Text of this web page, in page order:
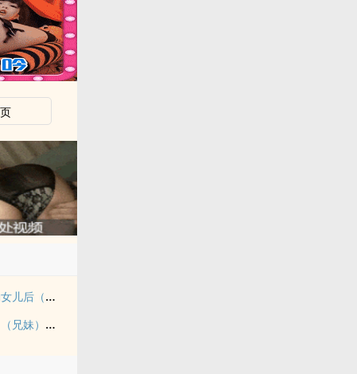
转生成为肉文女主的女儿后（星际nph）
《玉壶传》（骨科）（兄妹）（np）